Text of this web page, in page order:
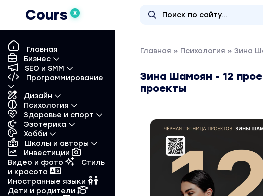
Cours X
Главная
Бизнес
SEO и SMM
Программирование
Дизайн
Психология
Здоровье и спорт
Эзотерика
Хобби
Школы и авторы
Инвестиции
Видео и фото
Стиль
и красота
Иностранные языки
Дети и родители
Главная » Психология » Зина
Зина Шамоян - 12
проекты